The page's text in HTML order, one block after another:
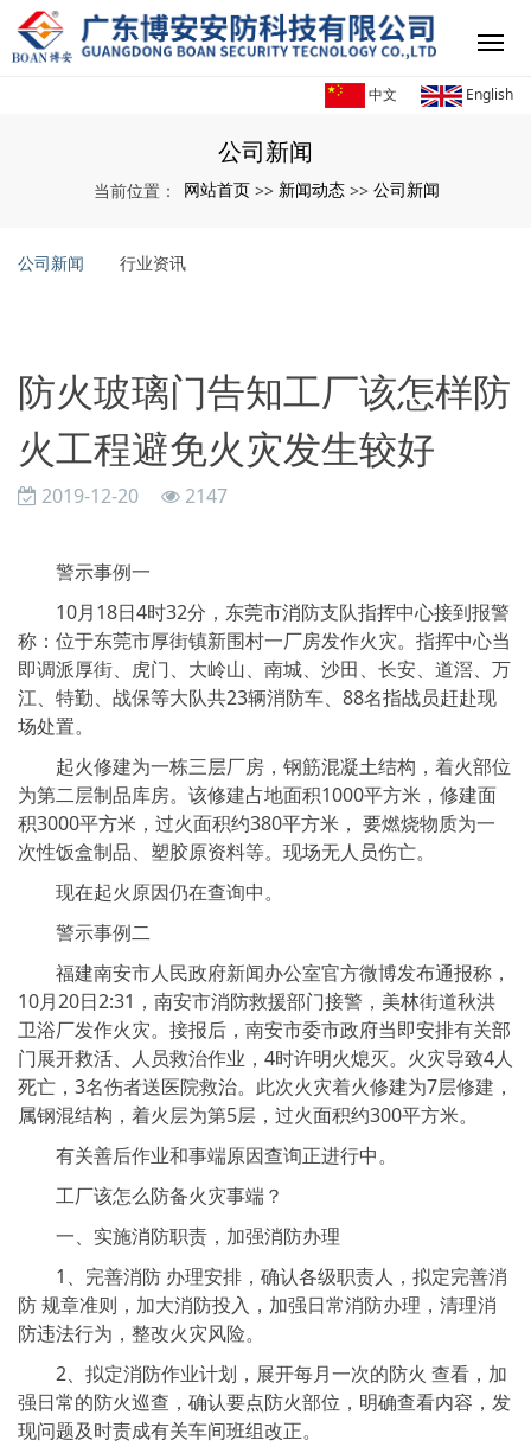
中文 English
公司新闻
当前位置： 网站首页 >> 新闻动态 >> 公司新闻
公司新闻 行业资讯
防火玻璃门告知工厂该怎样防
火工程避免火灾发生较好
2019-12-20 2147
警示事例一
10月18日4时32分，东莞市消防支队指挥中心接到报警
称：位于东莞市厚街镇新围村一厂房发作火灾。指挥中心当
即调派厚街、虎门、大岭山、南城、沙田、长安、道滘、万
江、特勤、战保等大队共23辆消防车、88名指战员赶赴现
场处置。
起火修建为一栋三层厂房，钢筋混凝土结构，着火部位
为第二层制品库房。该修建占地面积1000平方米，修建面
积3000平方米，过火面积约380平方米， 要燃烧物质为一
次性饭盒制品、塑胶原资料等。现场无人员伤亡。
现在起火原因仍在查询中。
警示事例二
福建南安市人民政府新闻办公室官方微博发布通报称，
10月20日2:31，南安市消防救援部门接警，美林街道秋洪
卫浴厂发作火灾。接报后，南安市委市政府当即安排有关部
门展开救活、人员救治作业，4时许明火熄灭。火灾导致4人
死亡，3名伤者送医院救治。此次火灾着火修建为7层修建，
属钢混结构，着火层为第5层，过火面积约300平方米。
有关善后作业和事端原因查询正进行中。
工厂该怎么防备火灾事端？
一、实施消防职责，加强消防办理
1、完善消防 办理安排，确认各级职责人，拟定完善消
防 规章准则，加大消防投入，加强日常消防办理，清理消
防违法行为，整改火灾风险。
2、拟定消防作业计划，展开每月一次的防火 查看，加
强日常的防火巡查，确认要点防火部位，明确查看内容，发
现问题及时责成有关车间班组改正。